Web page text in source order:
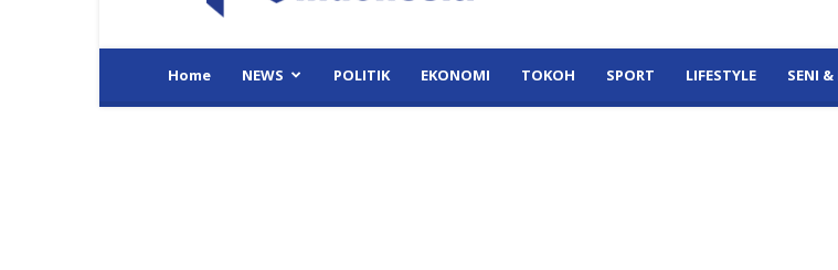
Home NEWS POLITIK EKONOMI TOKOH SPORT LIFESTYLE SENI